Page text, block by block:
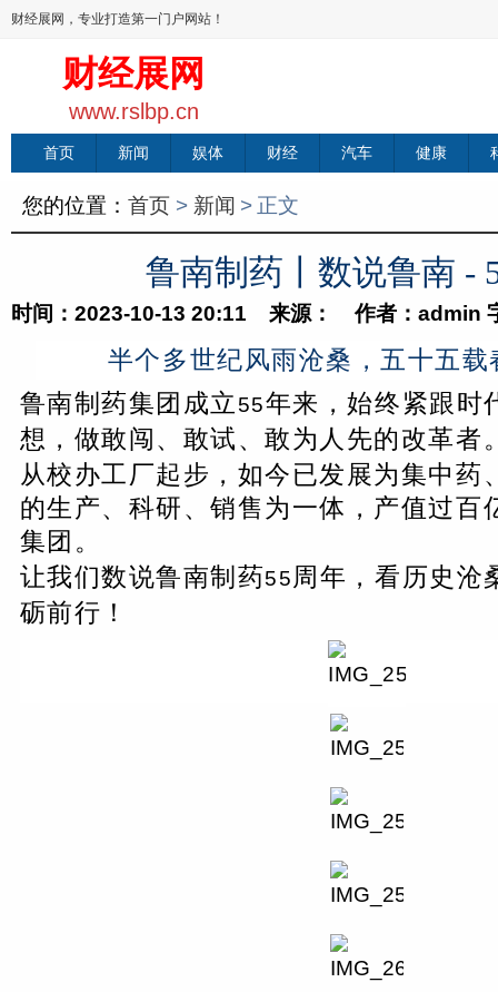
财经展网，专业打造第一门户网站！
财经展网
www.rslbp.cn
首页 新闻 娱体 财经 汽车 健康
您的位置： 首页 > 新闻 > 正文
鲁南制药丨数说鲁南 -
时间：2023-10-13 20:11 来源： 作者：admin
半个多世纪风雨沧桑，五十五载
鲁南制药集团成立 55年来，始终紧跟时
想，做敢闯、敢试、敢为人先的改革者
从校办工厂起步，如今已发展为集中药
的生产、科研、销售为一体，产值过百
集团。
让我们数说鲁南制药55 周年，看历史沧
砺前行！